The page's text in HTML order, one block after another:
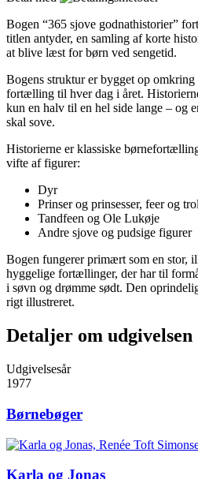
Bogen “365 sjove godnathistorier”
titlen antyder, en samling af korte
at blive læst for børn ved sengetid.
Bogens struktur er bygget op
fortælling til hver dag i året.
kun en halv til en hel side lange – og
skal sove.
Historierne er klassiske
vifte af figurer:
Dyr
Prinser og prinsesser, feer og
Tandfeen og Ole Lukøje
Andre sjove og pudsige figurer
Bogen fungerer primært som en stor,
hyggelige fortællinger, der har til
i søvn og drømme sødt. Den
rigt illustreret.
Detaljer om udgivelsen
Udgivelsesår
1977
Børnebøger
Karla og Jonas